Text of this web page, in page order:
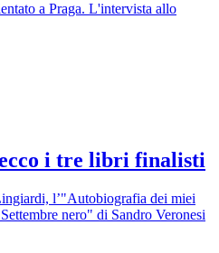
a Praga. L'intervista allo
i tre libri finalisti
l’"Autobiografia dei miei
nero" di Sandro Veronesi